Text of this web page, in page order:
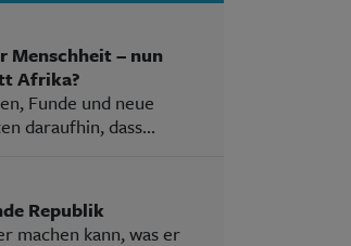
Menschheit – nun
Afrika?
Funde und neue
daraufhin, dass...
Republik
machen kann, was er